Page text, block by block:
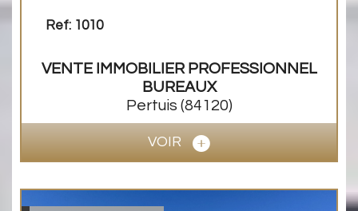
Ref: 1010
VENTE IMMOBILIER PROFESSIONNEL
BUREAUX
Pertuis (84120)
VOIR